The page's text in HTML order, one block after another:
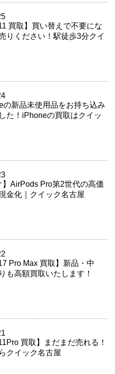
買取】買い替えで不要にな
りください！駅徒歩3分クイ
の新品未使用品をお持ち込み
た！iPhoneの買取はクイッ
】AirPods Pro第2世代の高価
金化｜クイック名古屋
Pro Max 買取】新品・中
も高額買取いたします！
買取】まだまだ売れる！
クイック名古屋